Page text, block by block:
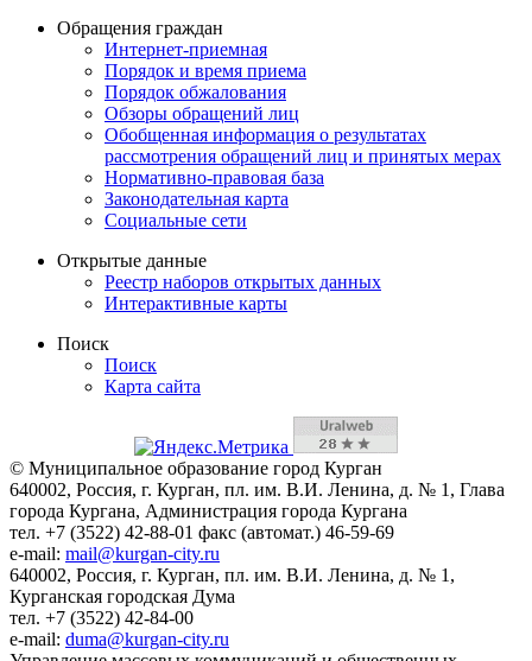
Обращения граждан
Интернет-приемная
Порядок и время приема
Порядок обжалования
Обзоры обращений лиц
Обобщенная информация о результатах
рассмотрения обращений лиц и принятых мерах
Нормативно-правовая база
Законодательная карта
Социальные сети
Открытые данные
Реестр наборов открытых данных
Интерактивные карты
Поиск
Поиск
Карта сайта
© Муниципальное образование город Курган
640002, Россия, г. Курган, пл. им. В.И. Ленина, д. № 1, Глава
города Кургана, Администрация города Кургана
тел. +7 (3522) 42-88-01 факс (автомат.) 46-59-69
e-mail: mail@kurgan-city.ru
640002, Россия, г. Курган, пл. им. В.И. Ленина, д. № 1,
Курганская городская Дума
тел. +7 (3522) 42-84-00
e-mail: duma@kurgan-city.ru